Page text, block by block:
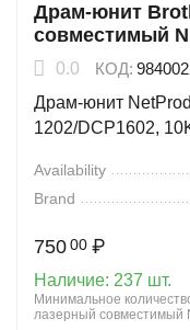
Драм-юнит
совместимый
0.0 КОД:
Драм-юнит
1202/DCP1602,
Availability
Brand
750 00 ₽
Наличие: 237 шт.
Минимальное
лазерный совместимый